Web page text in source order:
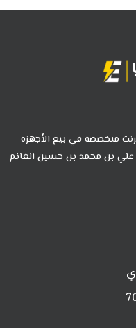
متخصصة في بيع الأجهزة
علي بن محمد بن حسين الغانم